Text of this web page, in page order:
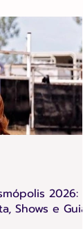
2026:
Shows e Guia